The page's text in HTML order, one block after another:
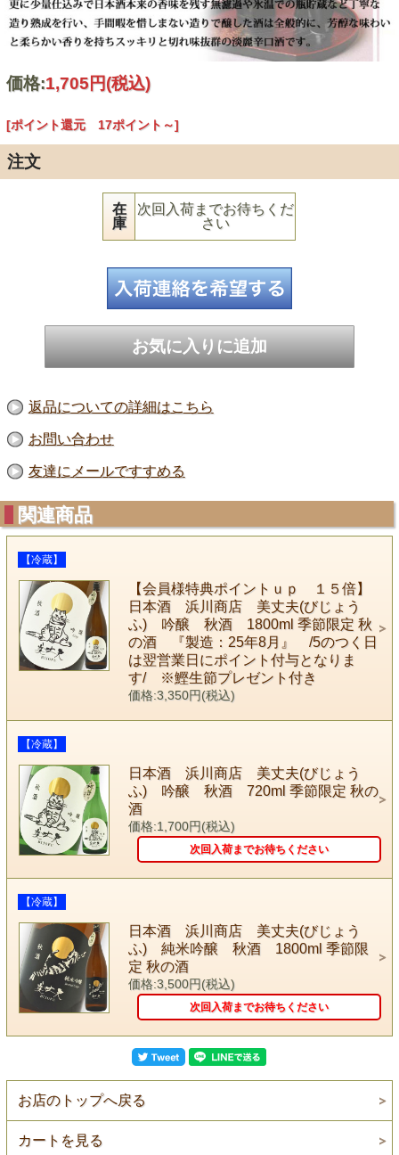
価格:1,705円(税込)
[ポイント還元 17ポイント～]
注文
在
庫
次回入荷までお待ちくだ
さい
返品についての詳細はこちら
お問い合わせ
友達にメールですすめる
関連商品
【冷蔵】
【会員様特典ポイントｕｐ １５倍】
日本酒 浜川商店 美丈夫(びじょう
ふ) 吟醸 秋酒 1800ml 季節限定 秋
の酒 『製造：25年8月』 /5のつく日
は翌営業日にポイント付与となりま
す/ ※鰹生節プレゼント付き
価格:3,350円(税込)
【冷蔵】
日本酒 浜川商店 美丈夫(びじょう
ふ) 吟醸 秋酒 720ml 季節限定 秋の
酒
価格:1,700円(税込)
次回入荷までお待ちください
【冷蔵】
日本酒 浜川商店 美丈夫(びじょう
ふ) 純米吟醸 秋酒 1800ml 季節限
定 秋の酒
価格:3,500円(税込)
次回入荷までお待ちください
お店のトップへ戻る
カートを見る